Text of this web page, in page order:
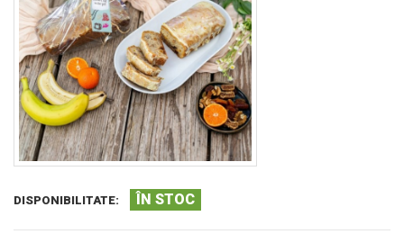
DISPONIBILITATE: ÎN STOC